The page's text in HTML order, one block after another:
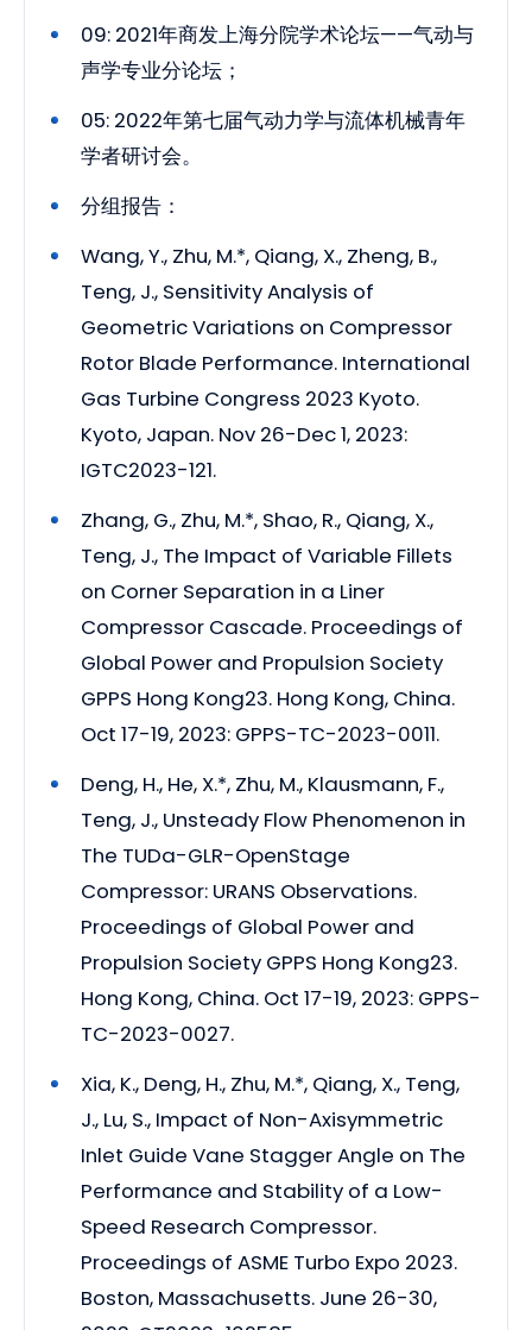
09: 2021年商发上海分院学术论坛——气动与
声学专业分论坛；
05: 2022年第七届气动力学与流体机械青年
学者研讨会。
分组报告：
Wang, Y., Zhu, M.*, Qiang, X., Zheng, B.,
Teng, J., Sensitivity Analysis of
Geometric Variations on Compressor
Rotor Blade Performance. International
Gas Turbine Congress 2023 Kyoto.
Kyoto, Japan. Nov 26-Dec 1, 2023:
IGTC2023-121.
Zhang, G., Zhu, M.*, Shao, R., Qiang, X.,
Teng, J., The Impact of Variable Fillets
on Corner Separation in a Liner
Compressor Cascade. Proceedings of
Global Power and Propulsion Society
GPPS Hong Kong23. Hong Kong, China.
Oct 17-19, 2023: GPPS-TC-2023-0011.
Deng, H., He, X.*, Zhu, M., Klausmann, F.,
Teng, J., Unsteady Flow Phenomenon in
The TUDa-GLR-OpenStage
Compressor: URANS Observations.
Proceedings of Global Power and
Propulsion Society GPPS Hong Kong23.
Hong Kong, China. Oct 17-19, 2023: GPPS-
TC-2023-0027.
Xia, K., Deng, H., Zhu, M.*, Qiang, X., Teng,
J., Lu, S., Impact of Non-Axisymmetric
Inlet Guide Vane Stagger Angle on The
Performance and Stability of a Low-
Speed Research Compressor.
Proceedings of ASME Turbo Expo 2023.
Boston, Massachusetts. June 26-30,